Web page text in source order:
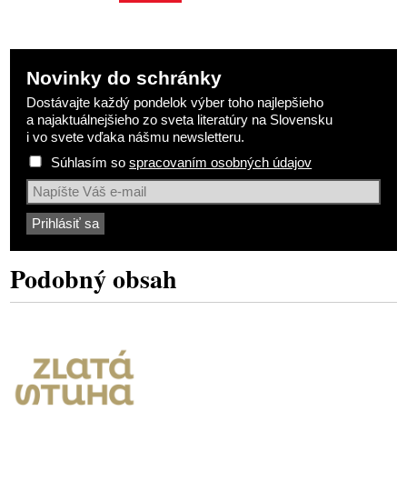
Novinky do schránky
Dostávajte každý pondelok výber toho najlepšieho
a najaktuálnejšieho zo sveta literatúry na Slovensku
i vo svete vďaka nášmu newsletteru.
Súhlasím sospracovaním osobných údajov
Podobný obsah